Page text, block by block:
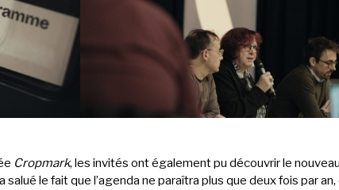
Cropmark, les invités ont également pu découvrir le
le fait que l’agenda ne paraîtra plus que deux fois par